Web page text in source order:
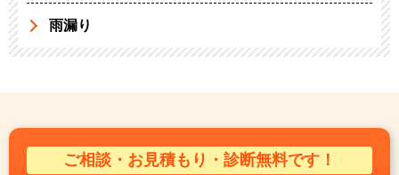
雨漏り
ご相談・お見積もり・診断無料です！